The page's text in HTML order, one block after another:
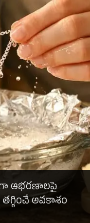
ఆభరణాలపై
తగ్గించే అవకాశం